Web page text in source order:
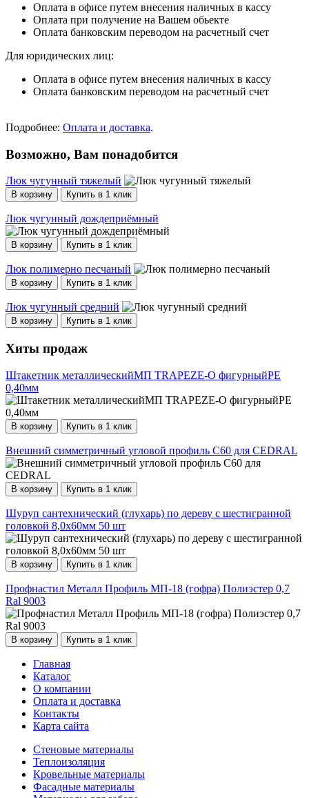
Оплата в офисе путем внесения наличных в кассу
Оплата при получение на Вашем обьекте
Оплата банковским переводом на расчетный счет
Для юридических лиц:
Оплата в офисе путем внесения наличных в кассу
Оплата банковским переводом на расчетный счет
Подробнее: Оплата и доставка.
Возможно, Вам понадобится
Люк чугунный тяжелый
В корзину Купить в 1 клик
Люк чугунный дождеприёмный
В корзину Купить в 1 клик
Люк полимерно песчаный
В корзину Купить в 1 клик
Люк чугунный средний
В корзину Купить в 1 клик
Хиты продаж
Штакетник металлическийМП TRAPEZE-O фигурныйPE
0,40мм
В корзину Купить в 1 клик
Внешний симметричный угловой профиль С60 для CEDRAL
В корзину Купить в 1 клик
Шуруп сантехнический (глухарь) по дереву с шестигранной
головкой 8,0х60мм 50 шт
В корзину Купить в 1 клик
Профнастил Металл Профиль МП-18 (гофра) Полиэстер 0,7
Ral 9003
В корзину Купить в 1 клик
Главная
Каталог
О компании
Оплата и доставка
Контакты
Карта сайта
Стеновые материалы
Теплоизоляция
Кровельные материалы
Фасадные материалы